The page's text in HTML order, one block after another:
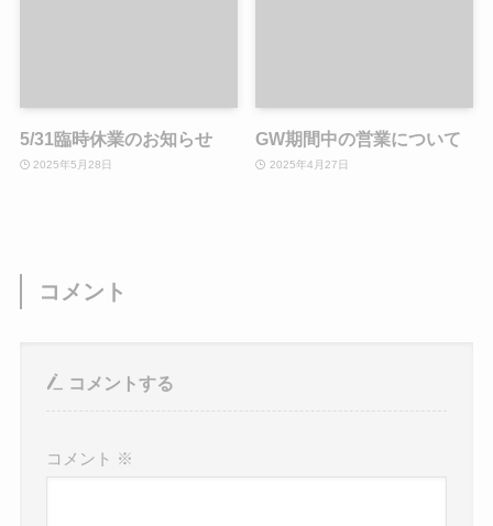
5/31臨時休業のお知らせ
2025年5月28日
GW期間中の営業について
2025年4月27日
コメント
コメントする
コメント ※